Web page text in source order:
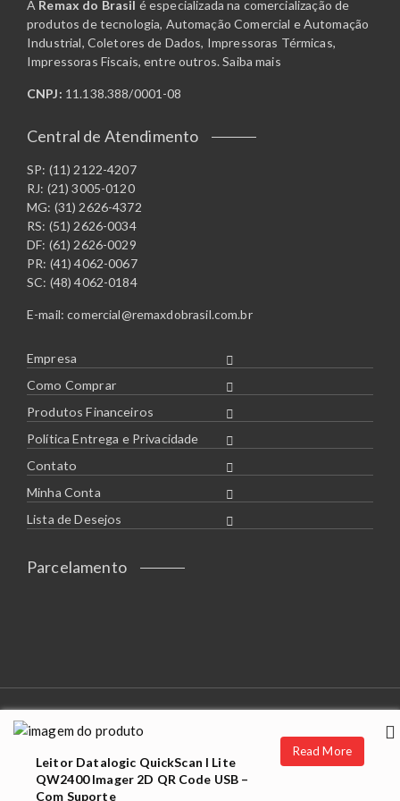
A Remax do Brasil é especializada na comercialização de
produtos de tecnologia, Automação Comercial e Automação
Industrial, Coletores de Dados, Impressoras Térmicas,
Impressoras Fiscais, entre outros.Saiba mais
CNPJ: 11.138.388/0001-08
Central de Atendimento
SP: (11) 2122-4207
RJ: (21) 3005-0120
MG: (31) 2626-4372
RS: (51) 2626-0034
DF: (61) 2626-0029
PR: (41) 4062-0067
SC: (48) 4062-0184
E-mail:comercial@remaxdobrasil.com.br
Empresa
Como Comprar
Produtos Financeiros
Política Entrega e Privacidade
Contato
Minha Conta
Lista de Desejos
Parcelamento
Desenvolvido por:
Opstore Theme By WPoperation
Leitor Datalogic QuickScan I Lite
QW2400 Imager 2D QR Code USB –
Com Suporte
Read More